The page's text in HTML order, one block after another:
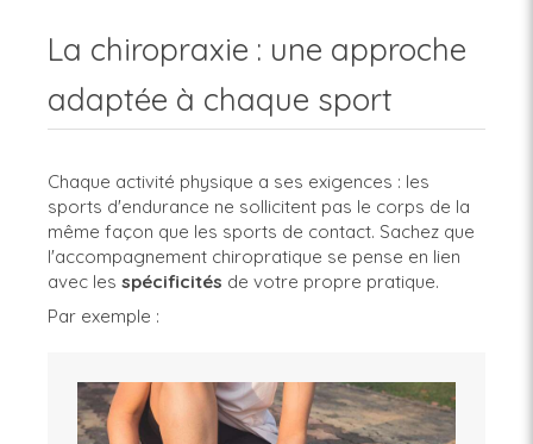
La chiropraxie : une approche
adaptée à chaque sport
Chaque activité physique a ses exigences : les
sports d'endurance ne sollicitent pas le corps de la
même façon que les sports de contact. Sachez que
l'accompagnement chiropratique se pense en lien
avec les spécificités de votre propre pratique.
Par exemple :